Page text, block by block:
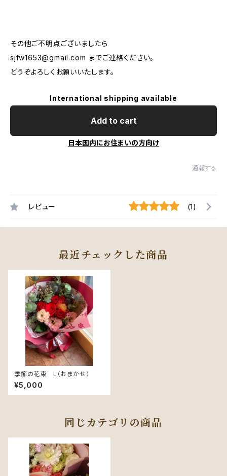
その他ご不明点ございましたら
sjfw1653@gmail.com までご連絡ください。
どうぞよろしくお願いいたします。
International shipping available
Add to cart
日本国内にお住まいの方向け
通報する
レビュー (1)
最近チェックした商品
季節の花束 L（おまかせ）
¥5,000
同じカテゴリの商品